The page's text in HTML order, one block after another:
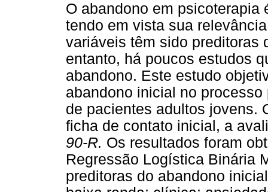
O abandono em psicoterapia
tendo em vista sua
variáveis têm sido preditoras
entanto, há poucos estudos
abandono. Este estudo
abandono inicial no
de pacientes adultos jovens.
ficha de contato inicial, a
90-R. Os resultados foram
Regressão Logística Binária
preditoras do abandono